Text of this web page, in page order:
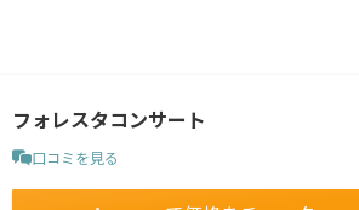
フォレスタコンサート
口コミを見る